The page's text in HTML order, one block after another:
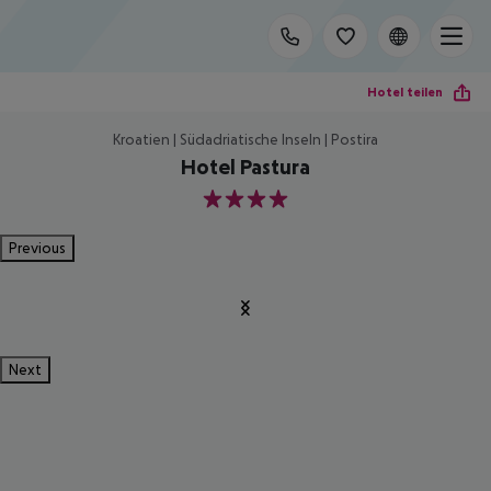
Hotel teilen
Kroatien | Südadriatische Inseln | Postira
Hotel Pastura
4
Previous
Next